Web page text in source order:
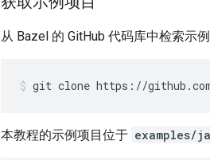
从 Bazel 的 GitHub 代码库中检索示例
git clone https://
本教程的示例项目位于 examples/